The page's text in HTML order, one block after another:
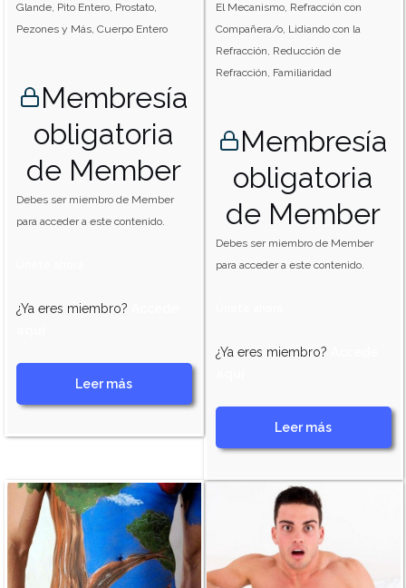
Glande, Pito Entero, Prostato,
Pezones y Más, Cuerpo Entero
Membresía
obligatoria
de Member
Debes ser miembro de Member
para acceder a este contenido.
¿Ya eres miembro?
Leer más
El Mecanismo, Refracción con
Compañera/o, Lidiando con la
Refracción, Reducción de
Refracción, Familiaridad
Membresía
obligatoria
de Member
Debes ser miembro de Member
para acceder a este contenido.
¿Ya eres miembro?
Leer más